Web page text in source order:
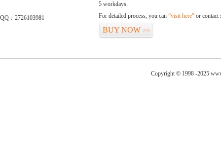
QQ：2726103981
5 workdays.
For detailed process, you can “visit here” or contact
BUY NOW >>
Copyright © 1998 -2025